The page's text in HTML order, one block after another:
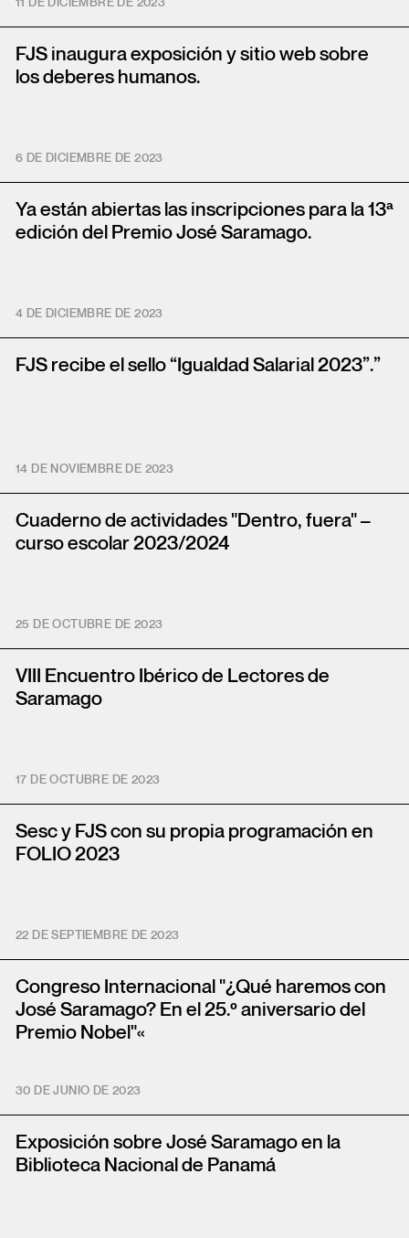
FJS inaugura exposición y sitio web sobre
los deberes humanos.
6 DE DICIEMBRE DE 2023
Ya están abiertas las inscripciones para la 13ª
edición del Premio José Saramago.
4 DE DICIEMBRE DE 2023
FJS recibe el sello “Igualdad Salarial 2023”.”
14 DE NOVIEMBRE DE 2023
Cuaderno de actividades "Dentro, fuera" –
curso escolar 2023/2024
25 DE OCTUBRE DE 2023
VIII Encuentro Ibérico de Lectores de
Saramago
17 DE OCTUBRE DE 2023
Sesc y FJS con su propia programación en
FOLIO 2023
22 DE SEPTIEMBRE DE 2023
Congreso Internacional "¿Qué haremos con
José Saramago? En el 25.º aniversario del
Premio Nobel"«
30 DE JUNIO DE 2023
Exposición sobre José Saramago en la
Biblioteca Nacional de Panamá